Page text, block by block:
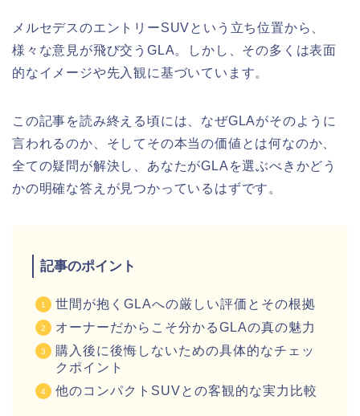
メルセデスのエントリーSUVという立ち位置から、
様々な意見が飛び交うGLA。しかし、その多くは表面
的なイメージや先入観に基づいています。
この記事を読み終える頃には、なぜGLAがそのように
言われるのか、そしてその本当の価値とは何なのか、
全ての疑問が解決し、あなたがGLAを選ぶべきかどう
かの明確な答えが見つかっているはずです。
記事のポイント
世間が抱くGLAへの厳しい評価とその根拠
オーナーだからこそ分かるGLAの真の魅力
購入後に後悔しないための具体的なチェッ
クポイント
他のコンパクトSUVとの客観的な実力比較